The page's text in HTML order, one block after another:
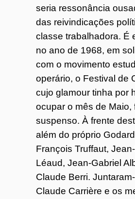
seria ressonância
das reivindicações
classe trabalhadora. É
no ano de 1968, em
com o movimento
operário, o Festival de
cujo glamour tinha por
ocupar o mês de Maio,
suspenso. À frente
além do próprio
François Truffaut,
Léaud, Jean-Gabriel
Claude Berri.
Claude Carrière e os